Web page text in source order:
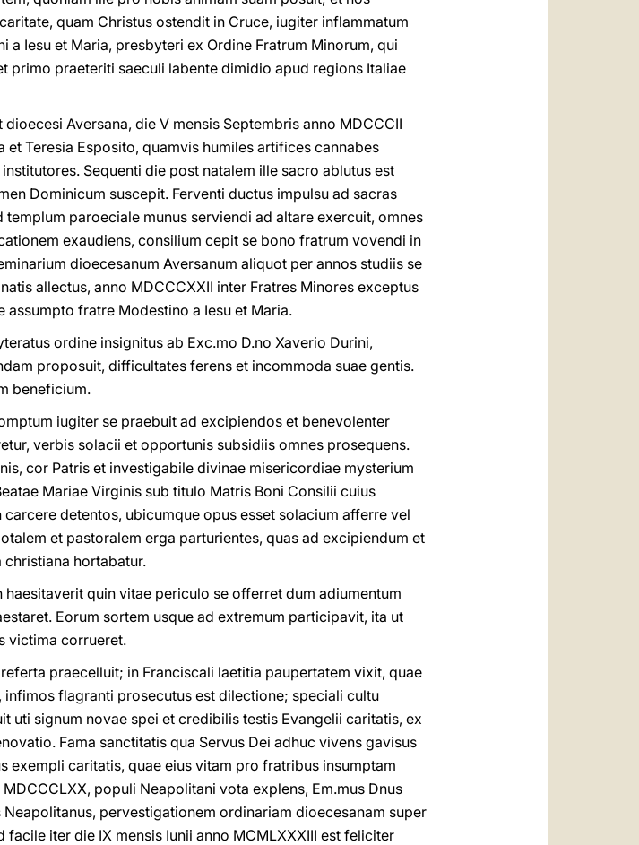
caritate, quam Christus ostendit in Cruce, iugiter inflammatum
Iesu et Maria, presbyteri ex Ordine Fratrum Minorum, qui
praeteriti saeculi labente dimidio apud regions Italiae
Aversana, die V mensis Septembris anno MDCCCII
Teresia Esposito, quamvis humiles artifices cannabes
Sequenti die post natalem ille sacro ablutus est
Dominicum suscepit. Ferventi ductus impulsu ad sacras
paroeciale munus serviendi ad altare exercuit, omnes
exaudiens, consilium cepit se bono fratrum vovendi in
dioecesanum Aversanum aliquot per annos studiis se
allectus, anno MDCCCXXII inter Fratres Minores exceptus
fratre Modestino a Iesu et Maria.
ordine insignitus ab Exc.mo D.no Xaverio Durini,
proposuit, difficultates ferens et incommoda suae gentis.
beneficium.
iugiter se praebuit ad excipiendos et benevolenter
verbis solacii et opportunis subsidiis omnes prosequens.
cor Patris et investigabile divinae misericordiae mysterium
Mariae Virginis sub titulo Matris Boni Consilii cuius
detentos, ubicumque opus esset solacium afferre vel
et pastoralem erga parturientes, quas ad excipiendum et
hortabatur.
quin vitae periculo se offerret dum adiumentum
Eorum sortem usque ad extremum participavit, ita ut
victima corrueret.
praecelluit; in Franciscali laetitia paupertatem vixit, quae
flagranti prosecutus est dilectione; speciali cultu
uti signum novae spei et credibilis testis Evangelii caritatis, ex
Fama sanctitatis qua Servus Dei adhuc vivens gavisus
caritatis, quae eius vitam pro fratribus insumptam
populi Neapolitani vota explens, Em.mus Dnus
pervestigationem ordinariam dioecesanam super
iter die IX mensis Iunii anno MCMLXXXIII est feliciter